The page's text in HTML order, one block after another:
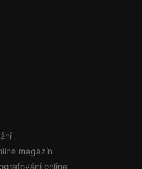
magazín
online